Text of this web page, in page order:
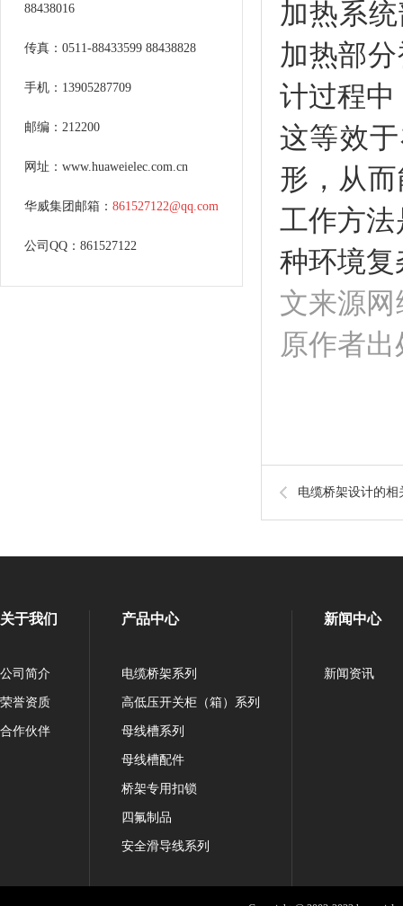
88438016
传真：0511-88433599 88438828
手机：13905287709
邮编：212200
网址：www.huaweielec.com.cn
华威集团邮箱： 861527122@qq.com
公司QQ：861527122
加热系
加热部
计过程
这等效
形，从
工作方
种环境
文来源
原作者
电缆桥架设计的
关于我们
公司简介
荣誉资质
合作伙伴
产品中心
电缆桥架系列
高低压开关柜（箱）系列
母线槽系列
母线槽配件
桥架专用扣锁
四氟制品
安全滑导线系列
新闻中心
新闻资讯